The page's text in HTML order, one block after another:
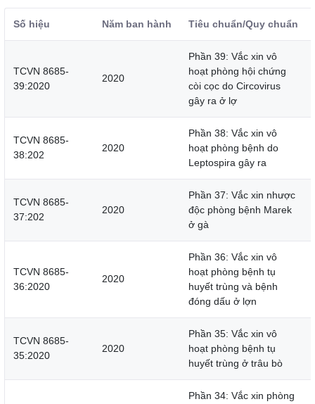
Số hiệu Năm ban hành Tiêu chuẩn/Quy chuẩn
TCVN 8685-
39:2020
2020
Phần 39: Vắc xin vô
hoạt phòng hội chứng
còi cọc do Circovirus
gây ra ở lợ
TCVN 8685-
38:202
2020
Phần 38: Vắc xin vô
hoạt phòng bệnh do
Leptospira gây ra
TCVN 8685-
37:202
2020
Phần 37: Vắc xin nhược
độc phòng bệnh Marek
ở gà
TCVN 8685-
36:2020
2020
Phần 36: Vắc xin vô
hoạt phòng bệnh tụ
huyết trùng và bệnh
đóng dấu ở lợn
TCVN 8685-
35:2020
2020
Phần 35: Vắc xin vô
hoạt phòng bệnh tụ
huyết trùng ở trâu bò
Phần 34: Vắc xin phòng